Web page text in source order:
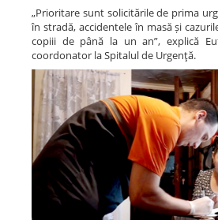
„Prioritare sunt solicitările de prima
în stradă, accidentele în masă și
copiii de până la un an”, explică
coordonator la Spitalul de Urgenţă.